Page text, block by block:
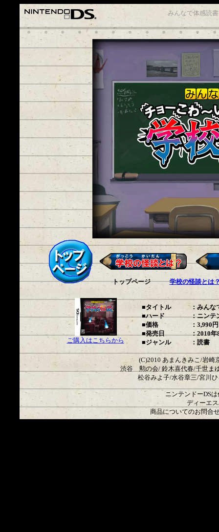
みんなで体感読
トップページ学校の怪談とは
■タイトル
■ハード
■価格
■発売日
■ジャンル
：みんな
：ニンテ
：3,990
：2010年
：読書
ご購入はこちらから
(C)2010 あまんきみこ/岩
渋谷 勲の会/ 鈴木喜代春/千世
松谷みよ子/水谷章三/宮川
ニンテンドーDS
ディーエ
商品についてのお問合